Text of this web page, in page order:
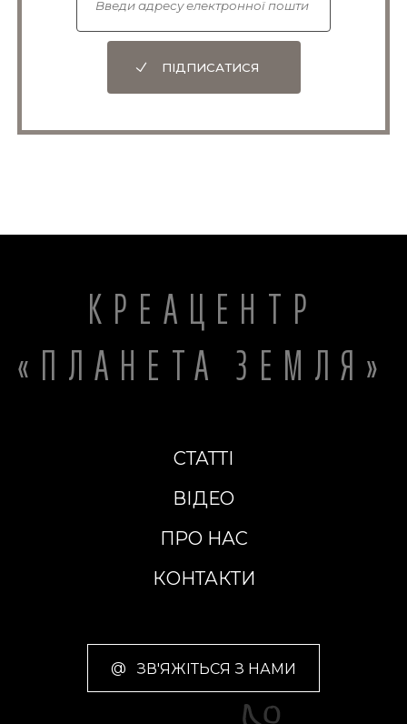
ПІДПИСАТИСЯ
КРЕАЦЕНТР
«ПЛАНЕТА ЗЕМЛЯ»
СТАТТІ
ВІДЕО
ПРО НАС
КОНТАКТИ
@ ЗВ'ЯЖІТЬСЯ З НАМИ